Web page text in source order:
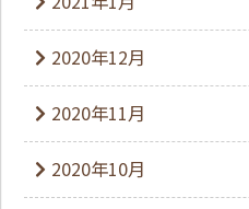
2020年12月
2020年11月
2020年10月